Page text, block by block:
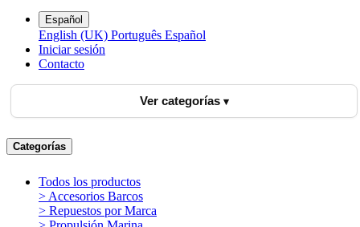
Español
English (UK) Português Español
Iniciar sesión
​Contacto
Ver categorías
Categorías
Todos los productos
> Accesorios Barcos
> Repuestos por Marca